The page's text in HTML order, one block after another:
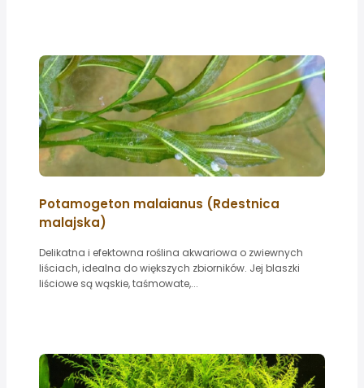
Potamogeton malaianus (Rdestnica
malajska)
Delikatna i efektowna roślina akwariowa o zwiewnych
liściach, idealna do większych zbiorników. Jej blaszki
liściowe są wąskie, taśmowate,...